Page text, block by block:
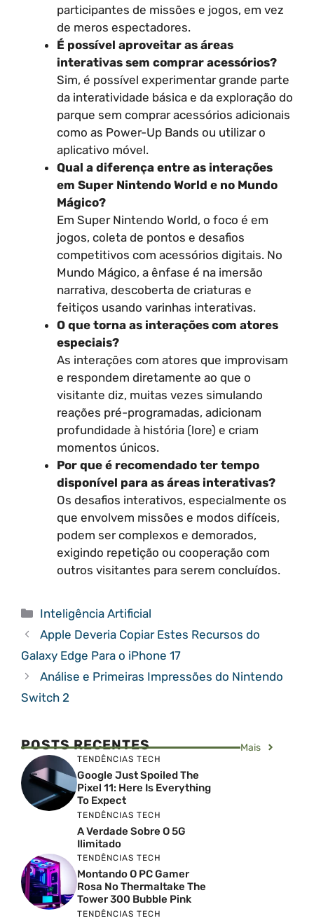
participantes de missões e jogos, em vez
de meros espectadores.
É possível aproveitar as áreas
interativas sem comprar acessórios?
Sim, é possível experimentar grande parte
da interatividade básica e da exploração do
parque sem comprar acessórios adicionais
como as Power-Up Bands ou utilizar o
aplicativo móvel.
Qual a diferença entre as interações
em Super Nintendo World e no Mundo
Mágico?
Em Super Nintendo World, o foco é em
jogos, coleta de pontos e desafios
competitivos com acessórios digitais. No
Mundo Mágico, a ênfase é na imersão
narrativa, descoberta de criaturas e
feitiços usando varinhas interativas.
O que torna as interações com atores
especiais?
As interações com atores que improvisam
e respondem diretamente ao que o
visitante diz, muitas vezes simulando
reações pré-programadas, adicionam
profundidade à história (lore) e criam
momentos únicos.
Por que é recomendado ter tempo
disponível para as áreas interativas?
Os desafios interativos, especialmente os
que envolvem missões e modos difíceis,
podem ser complexos e demorados,
exigindo repetição ou cooperação com
outros visitantes para serem concluídos.
Categorias
Inteligência Artificial
Apple Deveria Copiar Estes Recursos do
Galaxy Edge Para o iPhone 17
Análise e Primeiras Impressões do Nintendo
Switch 2
POSTS RECENTES Mais
TENDÊNCIAS TECH
Google Just Spoiled The
Pixel 11: Here Is Everything
To Expect
TENDÊNCIAS TECH
A Verdade Sobre O 5G
Ilimitado
TENDÊNCIAS TECH
Montando O PC Gamer
Rosa No Thermaltake The
Tower 300 Bubble Pink
TENDÊNCIAS TECH